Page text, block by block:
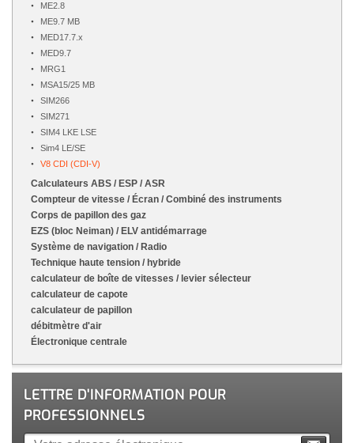
ME2.8
ME9.7 MB
MED17.7.x
MED9.7
MRG1
MSA15/25 MB
SIM266
SIM271
SIM4 LKE LSE
Sim4 LE/SE
V8 CDI (CDI-V)
Calculateurs ABS / ESP / ASR
Compteur de vitesse / Écran / Combiné des instruments
Corps de papillon des gaz
EZS (bloc Neiman) / ELV antidémarrage
Système de navigation / Radio
Technique haute tension / hybride
calculateur de boîte de vitesses / levier sélecteur
calculateur de capote
calculateur de papillon
débitmètre d'air
Électronique centrale
LETTRE D'INFORMATION POUR
PROFESSIONNELS